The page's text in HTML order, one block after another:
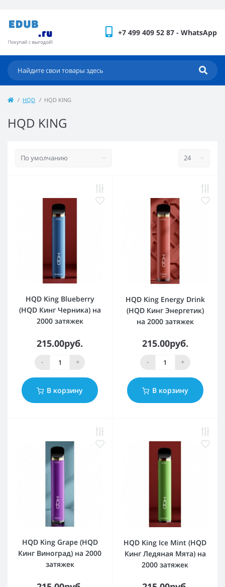
+7 499 409 52 87 - WhatsApp
HQD HQD KING
HQD KING
HQD King Blueberry
(HQD Кинг Черника) на
2000 затяжек
215.00руб.
- +
В корзину
HQD King Energy Drink
(HQD Кинг Энергетик)
на 2000 затяжек
215.00руб.
- +
В корзину
HQD King Grape (HQD
Кинг Виноград) на 2000
затяжек
HQD King Ice Mint (HQD
Кинг Ледяная Мята) на
2000 затяжек